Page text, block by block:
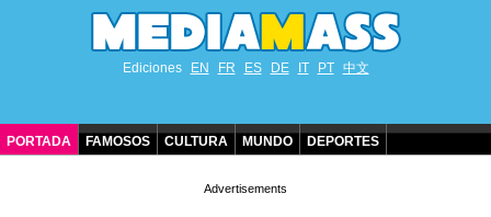
Ediciones EN FR ES DE IT PT 中文
PORTADA FAMOSOS CULTURA MUNDO DEPORTES